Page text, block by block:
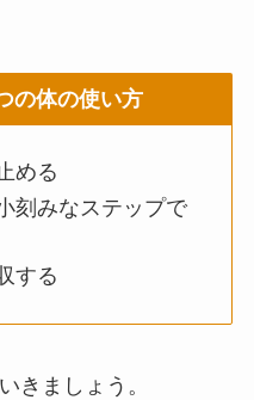
の体の使い方
める
刻みなステップで
する
きましょう。